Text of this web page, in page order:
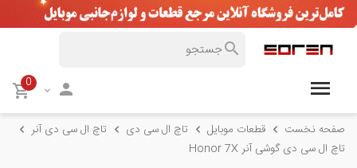
0
صفحه نخست قطعات موبایل تاچ ال سی دی
تاچ ال سی دی آنر
تاچ ال سی دی گوشی آنر Honor 7X